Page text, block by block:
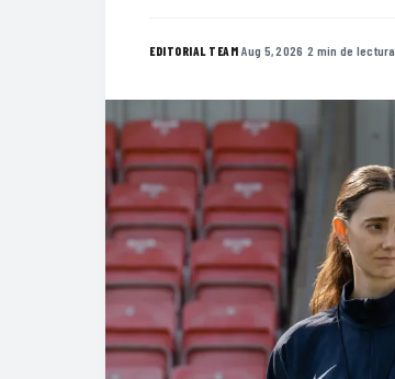
EDITORIAL TEAM·Aug 5, 2026 ·2 min de lectura